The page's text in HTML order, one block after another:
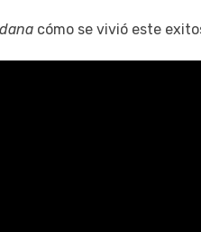
cómo se vivió este